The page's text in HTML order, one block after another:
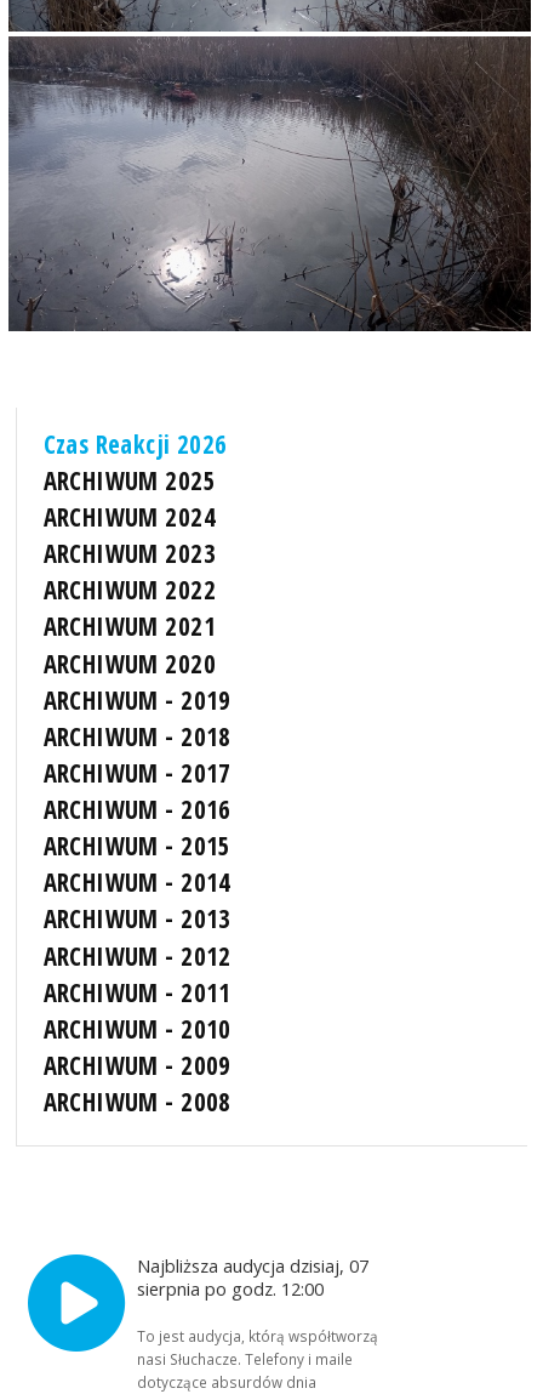
Czas Reakcji 2026
ARCHIWUM 2025
ARCHIWUM 2024
ARCHIWUM 2023
ARCHIWUM 2022
ARCHIWUM 2021
ARCHIWUM 2020
ARCHIWUM - 2019
ARCHIWUM - 2018
ARCHIWUM - 2017
ARCHIWUM - 2016
ARCHIWUM - 2015
ARCHIWUM - 2014
ARCHIWUM - 2013
ARCHIWUM - 2012
ARCHIWUM - 2011
ARCHIWUM - 2010
ARCHIWUM - 2009
ARCHIWUM - 2008
Najbliższa audycja dzisiaj, 07
sierpnia po godz. 12:00
To jest audycja, którą współtworzą
nasi Słuchacze. Telefony i maile
dotyczące absurdów dnia